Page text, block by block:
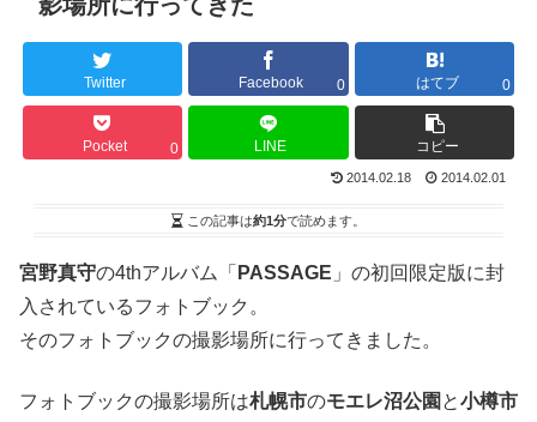
Twitter Facebook 0 はてブ 0
Pocket 0 LINE コピー
2014.02.18 2014.02.01
この記事は約1分で読めます。
宮野真守の4thアルバム「 PASSAGE 」の初回限定版に封
入されているフォトブック。
そのフォトブックの撮影場所に行ってきました。
フォトブックの撮影場所は札幌市のモエレ沼公園 と小樽市